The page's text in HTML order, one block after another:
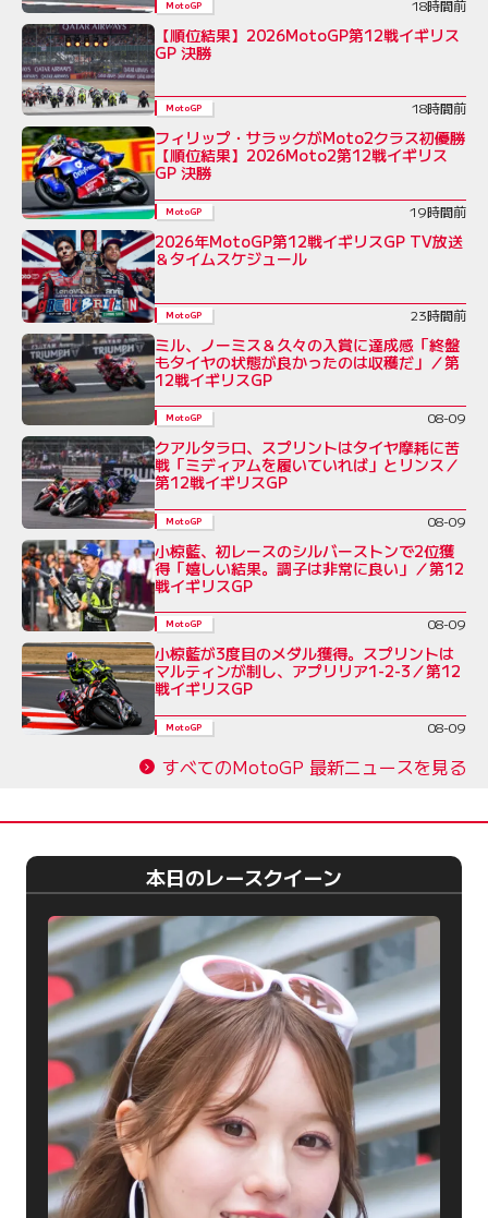
MotoGP 18時間前
【順位結果】2026MotoGP第12戦イギリス
GP 決勝
MotoGP 18時間前
フィリップ・サラックがMoto2クラス初優勝
【順位結果】2026Moto2第12戦イギリス
GP 決勝
MotoGP 19時間前
2026年MotoGP第12戦イギリスGP TV放送
＆タイムスケジュール
MotoGP 23時間前
ミル、ノーミス＆久々の入賞に達成感「終盤
もタイヤの状態が良かったのは収穫だ」／第
12戦イギリスGP
MotoGP 08-09
クアルタラロ、スプリントはタイヤ摩耗に苦
戦「ミディアムを履いていれば」とリンス／
第12戦イギリスGP
MotoGP 08-09
小椋藍、初レースのシルバーストンで2位獲
得「嬉しい結果。調子は非常に良い」／第12
戦イギリスGP
MotoGP 08-09
小椋藍が3度目のメダル獲得。スプリントは
マルティンが制し、アプリリア1-2-3／第12
戦イギリスGP
MotoGP 08-09
すべてのMotoGP 最新ニュースを見る
本日のレースクイーン